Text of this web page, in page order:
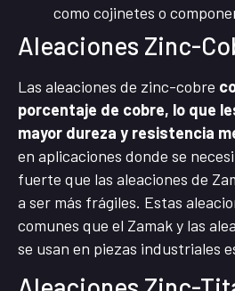
como cojinetes o
Aleaciones Zinc-
Las aleaciones de zinc-cobre
porcentaje de cobre, lo que
mayor dureza y resistencia
en aplicaciones donde se
fuerte que las aleaciones de
a ser más frágiles. Estas
comunes que el Zamak y las
se usan en piezas industriales